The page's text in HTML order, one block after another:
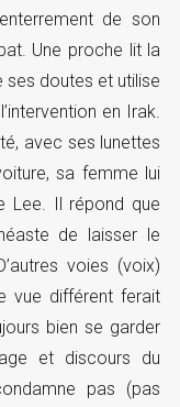
de son
Une proche lit la
ses doutes et utilise
en Irak.
avec ses lunettes
sa femme lui
Lee. Il répond que
de laisser le
voies (voix)
vue différent ferait
bien se garder
et discours du
pas (pas